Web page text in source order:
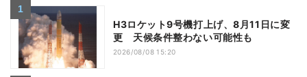
H3ロケット9号機打上げ、8月11日に変
更 天候条件整わない可能性も
2026/08/08 15:20